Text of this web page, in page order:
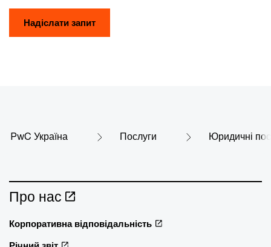
Надіслати запит
PwC Україна Послуги Юридичні
Про нас
Корпоративна відповідальність